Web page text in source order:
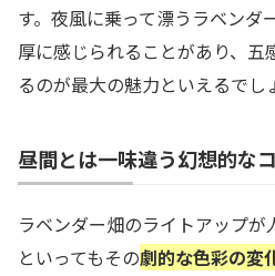
す。夜風に乗って漂うラベンダ
厚に感じられることがあり、五
るのが最大の魅力といえるでし
昼間とは一味違う幻想的な
ラベンダー畑のライトアップ
といってもその劇的な色彩の変